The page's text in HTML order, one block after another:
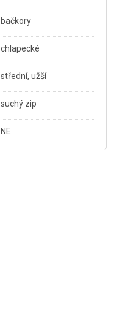
bačkory
chlapecké
střední, užší
suchý zip
NE